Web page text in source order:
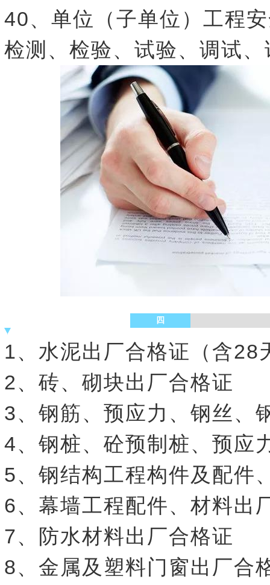
40、单位（子单位）工程
检测、检验、试验、调试
四
1、水泥出厂合格证（含28
2、砖、砌块出厂合格证
3、钢筋、预应力、钢丝、
4、钢桩、砼预制桩、预应
5、钢结构工程构件及配件
6、幕墙工程配件、材料出
7、防水材料出厂合格证
8、金属及塑料门窗出厂合